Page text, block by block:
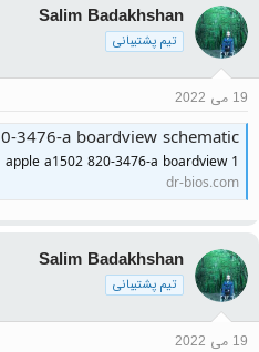
Salim Badakhshan
تیم پشتیبانی
19 می 2022
3476-a boardview schematic
apple a1502 820-3476-a boardview 1
dr-bios.com
Salim Badakhshan
تیم پشتیبانی
19 می 2022